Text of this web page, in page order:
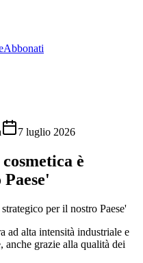
Abbonati
7 luglio 2026
è
ad alta intensità industriale e
anche grazie alla qualità dei